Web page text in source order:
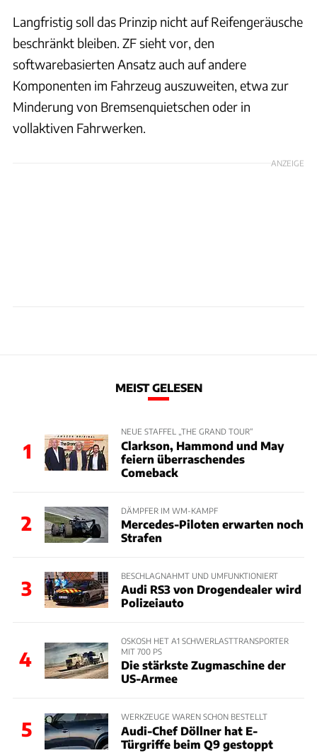
Langfristig soll das Prinzip nicht auf Reifengeräusche
beschränkt bleiben. ZF sieht vor, den
softwarebasierten Ansatz auch auf andere
Komponenten im Fahrzeug auszuweiten, etwa zur
Minderung von Bremsenquietschen oder in
vollaktiven Fahrwerken.
ANZEIGE
MEIST GELESEN
1
NEUE STAFFEL „THE GRAND TOUR“
Clarkson, Hammond und May
feiern überraschendes
Comeback
2
DÄMPFER IM WM-KAMPF
Mercedes-Piloten erwarten noch
Strafen
3
BESCHLAGNAHMT UND UMFUNKTIONIERT
Audi RS3 von Drogendealer wird
Polizeiauto
4
OSKOSH HET A1 SCHWERLASTTRANSPORTER
MIT 700 PS
Die stärkste Zugmaschine der
US-Armee
5
WERKZEUGE WAREN SCHON BESTELLT
Audi-Chef Döllner hat E-
Türgriffe beim Q9 gestoppt